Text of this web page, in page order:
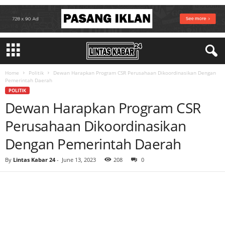
Home Politik
Dewan Harapkan Program CSR Perusahaan Dikoordinasikan Dengan
Pemerintah Daerah
POLITIK
Dewan Harapkan Program CSR
Perusahaan Dikoordinasikan
Dengan Pemerintah Daerah
By Lintas Kabar 24- June 13, 2023 208 0